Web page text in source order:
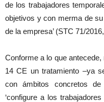
de los trabajadores
objetivos y con merma de
de la empresa’ (STC 71/
Conforme a lo que
14 CE un tratamiento –ya
con ámbitos concretos
‘configure a los